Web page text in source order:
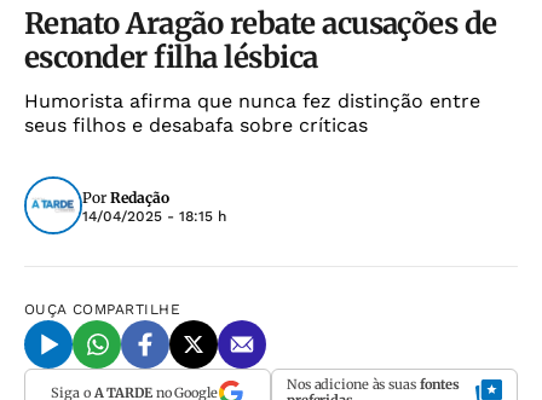
Renato Aragão rebate acusações de
esconder filha lésbica
Humorista afirma que nunca fez distinção entre
seus filhos e desabafa sobre críticas
Por Redação
14/04/2025 - 18:15 h
OUÇA COMPARTILHE
Siga o A TARDEno Google Nos adicione às suas fontes